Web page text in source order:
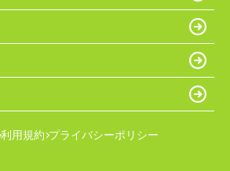
利用規約 プライバシーポリシー